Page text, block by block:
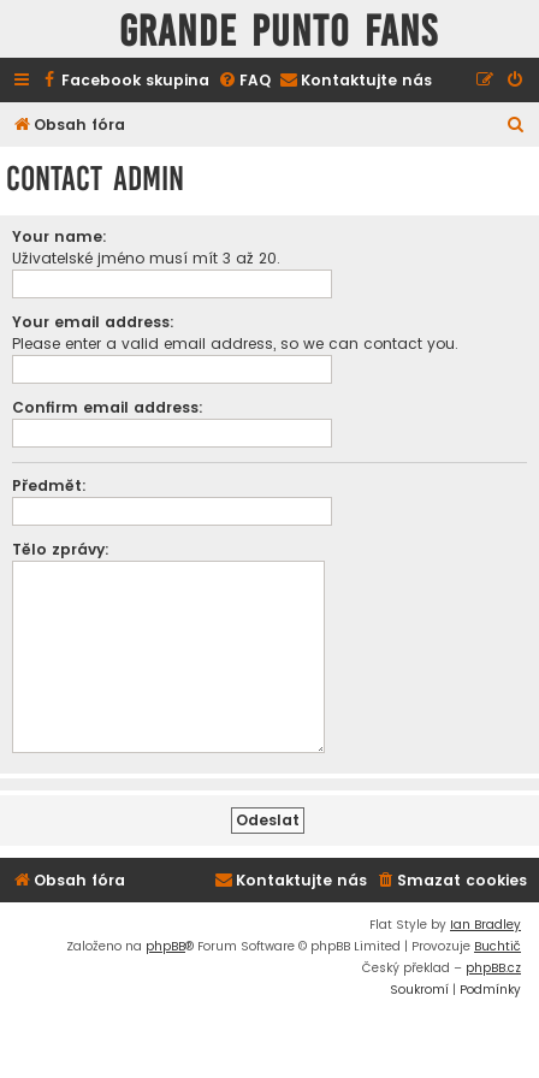
GRANDE PUNTO FANS
Facebook skupina FAQ Kontaktujte nás
Obsah fóra
Contact Admin
Your name:
Uživatelské jméno musí mít 3 až 20.
Your email address:
Please enter a valid email address, so we can contact you.
Confirm email address:
Předmět:
Tělo zprávy:
Obsah fóra Smazat cookies
Kontaktujte nás
Flat Style by Ian Bradley
Založeno na phpBB® Forum Software © phpBB Limited | Provozuje Buchtič
Český překlad – phpBB.cz
Soukromí | Podmínky